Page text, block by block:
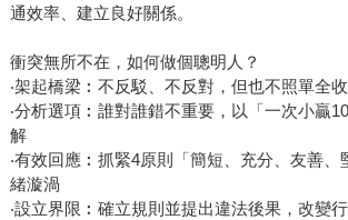
通效率、建立良好關係。
衝突無所不在，如何做個聰明人？
‧架起橋梁︰不反駁、不反對，但也不照單全收
‧分析選項︰誰對誰錯不重要，以「一次小贏
解
‧有效回應︰抓緊4原則「簡短、充分、友善、
緒漩渦
‧設立界限︰確立規則並提出違法後果，改變